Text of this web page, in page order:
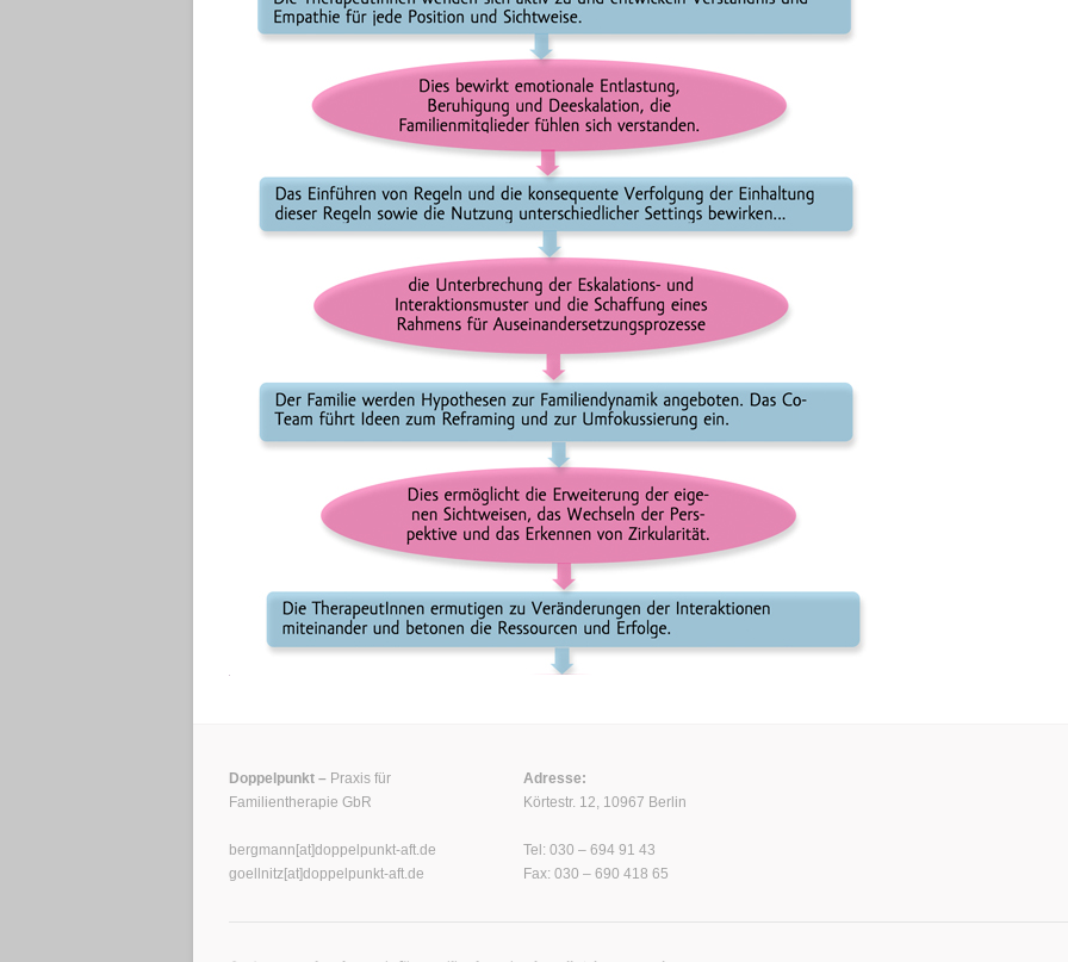
Doppelpunkt – Praxis für
Familientherapie GbR
bergmann[at]doppelpunkt-aft.de
goellnitz[at]doppelpunkt-aft.de
Adresse:
Körtestr. 12, 10967 Berlin
Tel: 030 – 694 91 43
Fax: 030 – 690 418 65